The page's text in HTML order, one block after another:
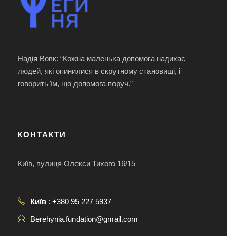
Надія Вовк: “Кожна маленька допомога надихає
людей, які опинилися в скрутному становищі, і
говорить їм, що допомога поруч.”
КОНТАКТИ
Київ, вулиця Олекси Тихого 16/15
Київ : +380 95 227 5937
Berehynia.fundation@gmail.com